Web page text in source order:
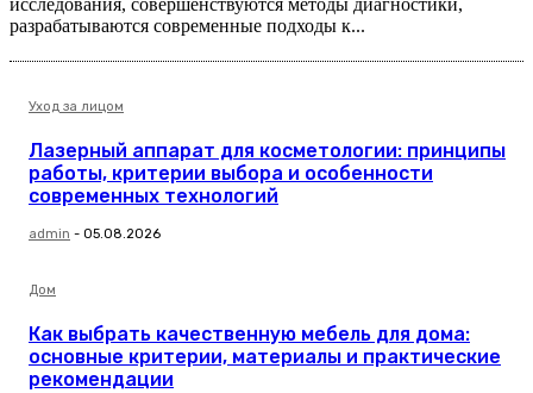
исследования, совершенствуются методы диагностики,
разрабатываются современные подходы к...
Уход за лицом
Лазерный аппарат для косметологии: принципы
работы, критерии выбора и особенности
современных технологий
admin - 05.08.2026
Дом
Как выбрать качественную мебель для дома:
основные критерии, материалы и практические
рекомендации